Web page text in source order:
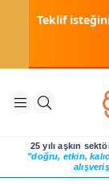
Teklif
25 yılı aşkın
"doğru, etkin,